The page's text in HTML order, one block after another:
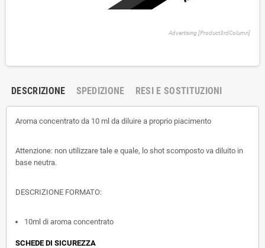
Advertising [Product3rdColumn]
DESCRIZIONE SPEDIZIONE RESI E SOSTITUZIONI
Aroma concentrato da 10 ml da diluire a proprio piacimento
Attenzione: non utilizzare tale e quale, lo shot scomposto va diluito in
base neutra.
DESCRIZIONE FORMATO:
10ml di aroma concentrato
SCHEDE DI SICUREZZA